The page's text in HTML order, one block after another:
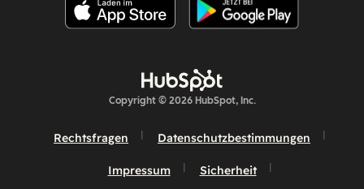
Copyright © 2026 HubSpot, Inc.
Rechtsfragen Datenschutzbestimmungen
Impressum Sicherheit